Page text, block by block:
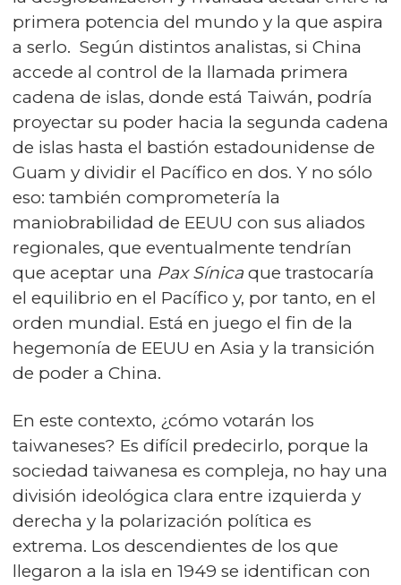
primera potencia del mundo y la que aspira
a serlo. Según distintos analistas, si China
accede al control de la llamada primera
cadena de islas, donde está Taiwán, podría
proyectar su poder hacia la segunda cadena
de islas hasta el bastión estadounidense de
Guam y dividir el Pacífico en dos. Y no sólo
eso: también comprometería la
maniobrabilidad de EEUU con sus aliados
regionales, que eventualmente tendrían
que aceptar una Pax Sínicaque trastocaría
el equilibrio en el Pacífico y, por tanto, en el
orden mundial. Está en juego el fin de la
hegemonía de EEUU en Asia y la transición
de poder a China.
En este contexto, ¿cómo votarán los
taiwaneses? Es difícil predecirlo, porque la
sociedad taiwanesa es compleja, no hay una
división ideológica clara entre izquierda y
derecha y la polarización política es
extrema. Los descendientes de los que
llegaron a la isla en 1949 se identifican con